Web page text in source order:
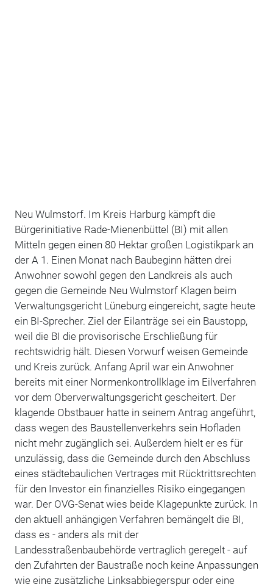
Neu Wulmstorf. Im Kreis Harburg kämpft die
Bürgerinitiative Rade-Mienenbüttel (BI) mit allen
Mitteln gegen einen 80 Hektar großen Logistikpark an
der A 1. Einen Monat nach Baubeginn hätten drei
Anwohner sowohl gegen den Landkreis als auch
gegen die Gemeinde Neu Wulmstorf Klagen beim
Verwaltungsgericht Lüneburg eingereicht, sagte heute
ein BI-Sprecher. Ziel der Eilanträge sei ein Baustopp,
weil die BI die provisorische Erschließung für
rechtswidrig hält. Diesen Vorwurf weisen Gemeinde
und Kreis zurück. Anfang April war ein Anwohner
bereits mit einer Normenkontrollklage im Eilverfahren
vor dem Oberverwaltungsgericht gescheitert. Der
klagende Obstbauer hatte in seinem Antrag angeführt,
dass wegen des Baustellenverkehrs sein Hofladen
nicht mehr zugänglich sei. Außerdem hielt er es für
unzulässig, dass die Gemeinde durch den Abschluss
eines städtebaulichen Vertrages mit Rücktrittsrechten
für den Investor ein finanzielles Risiko eingegangen
war. Der OVG-Senat wies beide Klagepunkte zurück. In
den aktuell anhängigen Verfahren bemängelt die BI,
dass es - anders als mit der
Landesstraßenbaubehörde vertraglich geregelt - auf
den Zufahrten der Baustraße noch keine Anpassungen
wie eine zusätzliche Linksabbiegerspur oder eine